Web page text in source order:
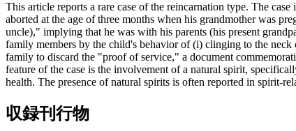
This article reports a rare case of the reincarnation type. The
aborted at the age of three months when his grandmother was
uncle)," implying that he was with his parents (his present
family members by the child's behavior of (i) clinging to the neck
family to discard the "proof of service," a document
feature of the case is the involvement of a natural spirit,
health. The presence of natural spirits is often reported in spirit-
収録刊行物